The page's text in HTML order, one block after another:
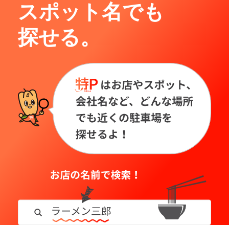
スポット名でも
探せる。